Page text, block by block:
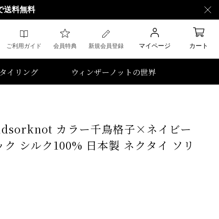
送料無料
ご利用ガイド 会員特典 新規会員登録 マイページ カート
イリング ウィンザーノットの世界
カラー千鳥格子×ネイビー
シルク100% 日本製 ネクタイ ソリ